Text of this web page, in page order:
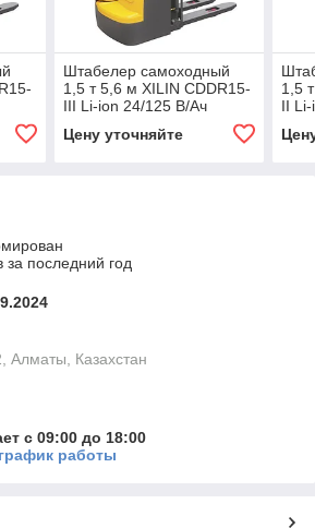
Штабелер самоходный
1,5 т 5,6 м XILIN CDDR15-
III Li-ion 24/125 В/Ач
Цену уточняйте
1,5
II
последний год
Алматы, Казахстан
с 09:00 до 18:00
работы